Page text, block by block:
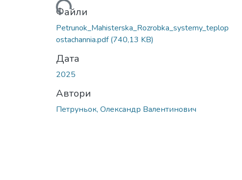
Файли
Petrunok_Mahisterska_Rozrobka_systemy_teplop
ostachannia.pdf(740,13 KB)
Дата
2025
Автори
Петруньок, Олександр Валентинович